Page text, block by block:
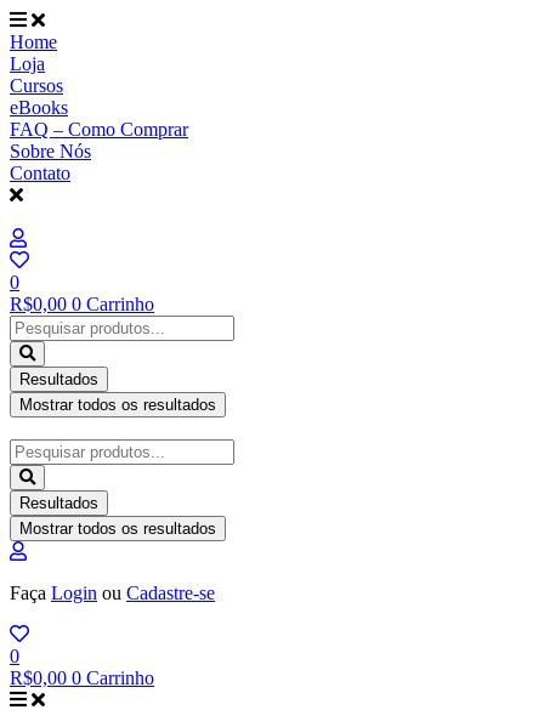
Ir
para
o
conteúdo
Home
Loja
Cursos
eBooks
FAQ – Como Comprar
Sobre Nós
Contato
0
R$0,00 0 Carrinho
Pesquisar
...
Resultados
Mostrar todos os resultados
Pesquisar
...
Resultados
Mostrar todos os resultados
Faça Login ou Cadastre-se
0
R$0,00 0 Carrinho